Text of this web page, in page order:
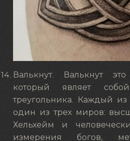
Валькнут. Валькнут
который являет
треугольника. Каждый из
один из трех миров:
Хельхейм и
измерения богов,